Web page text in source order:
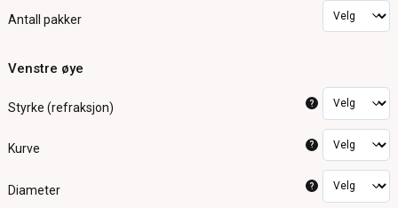
Antall pakker
Venstre øye
Styrke (refraksjon) ?
Kurve ?
Diameter ?